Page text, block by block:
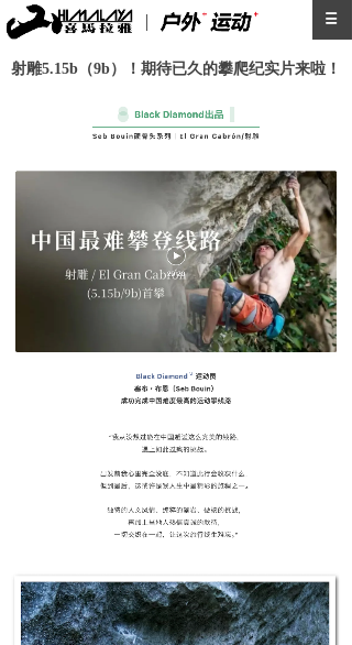
射雕5.15b（9b）！期待已久的攀爬纪实片来啦！